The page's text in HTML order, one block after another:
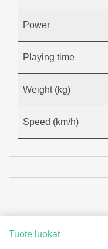
Power
Playing time
Weight (kg)
Speed (km/h)
Tuote luokat